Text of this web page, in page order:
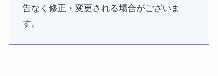
告なく修正・変更される場合がございま
す。